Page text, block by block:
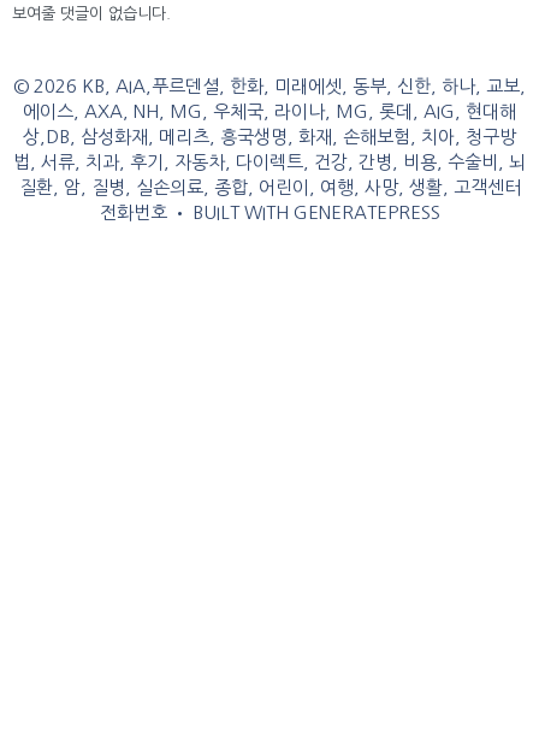
보여줄 댓글이 없습니다.
© 2026 KB, AIA,푸르덴셜, 한화, 미래에셋, 동부, 신한, 하나, 교보,
에이스, AXA, NH, MG, 우체국, 라이나, MG, 롯데, AIG, 현대해
상,DB, 삼성화재, 메리츠, 흥국생명, 화재, 손해보험, 치아, 청구방
법, 서류, 치과, 후기, 자동차, 다이렉트, 건강, 간병, 비용, 수술비, 뇌
질환, 암, 질병, 실손의료, 종합, 어린이, 여행, 사망, 생활, 고객센터
전화번호 • BUILT WITH GENERATEPRESS